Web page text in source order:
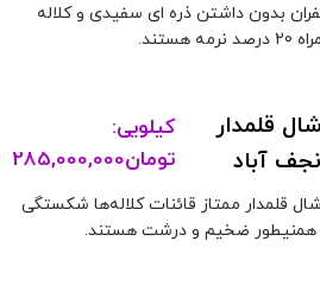
بدون داشتن ذره ای سفیدی و کلاله
هستند.
قلمدار
آباد
کیلویی:
تومان285,000,000
قلمدار ممتاز قائنات کلاله‌ها شکستگی
همنیطور ضخیم و درشت هستند.